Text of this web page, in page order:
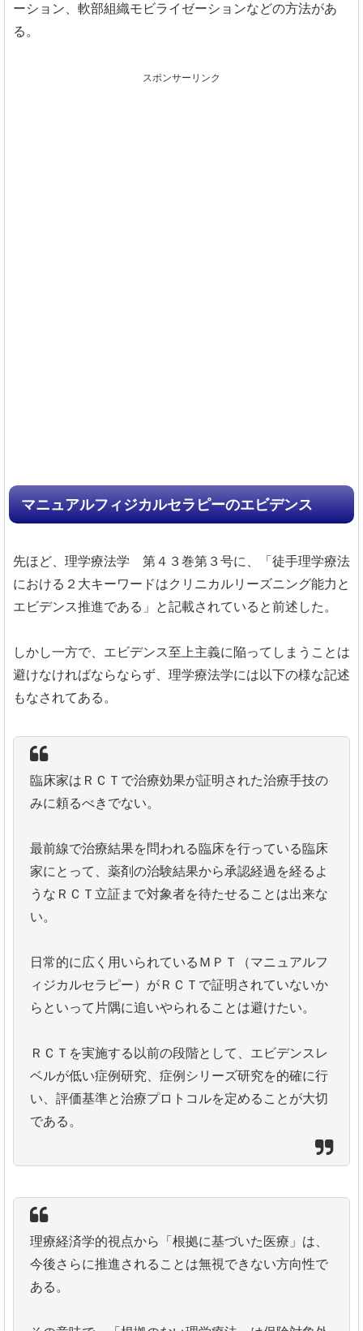
ーション、軟部組織モビライゼーションなどの方法があ
る。
スポンサーリンク
マニュアルフィジカルセラピーのエビデンス
先ほど、理学療法学 第４３巻第３号に、「徒手理学療法
における２大キーワードはクリニカルリーズニング能力と
エビデンス推進である」と記載されていると前述した。
しかし一方で、エビデンス至上主義に陥ってしまうことは
避けなければならならず、理学療法学には以下の様な記述
もなされてある。
臨床家はＲＣＴで治療効果が証明された治療手技の
みに頼るべきでない。
最前線で治療結果を問われる臨床を行っている臨床
家にとって、薬剤の治験結果から承認経過を経るよ
うなＲＣＴ立証まで対象者を待たせることは出来な
い。
日常的に広く用いられているＭＰＴ（マニュアルフ
ィジカルセラピー）がＲＣＴで証明されていないか
らといって片隅に追いやられることは避けたい。
ＲＣＴを実施する以前の段階として、エビデンスレ
ベルが低い症例研究、症例シリーズ研究を的確に行
い、評価基準と治療プロトコルを定めることが大切
である。
理療経済学的視点から「根拠に基づいた医療」は、
今後さらに推進されることは無視できない方向性で
ある。